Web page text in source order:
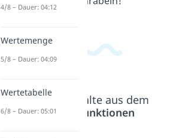
Beliebte Inhalte aus dem
Bereich
Funktionen
4/8 – Dauer: 04:12
Wertemenge
5/8 – Dauer: 04:09
Wertetabelle
6/8 – Dauer: 05:01